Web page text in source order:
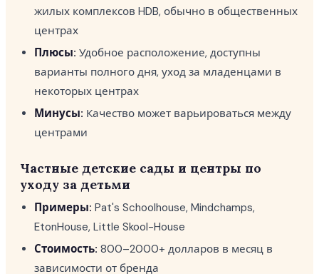
жилых комплексов HDB, обычно в общественных
центрах
Плюсы: Удобное расположение, доступны
варианты полного дня, уход за младенцами в
некоторых центрах
Минусы: Качество может варьироваться между
центрами
Частные детские сады и центры по
уходу за детьми
Примеры: Pat's Schoolhouse, Mindchamps,
EtonHouse, Little Skool-House
Стоимость: 800–2000+ долларов в месяц в
зависимости от бренда